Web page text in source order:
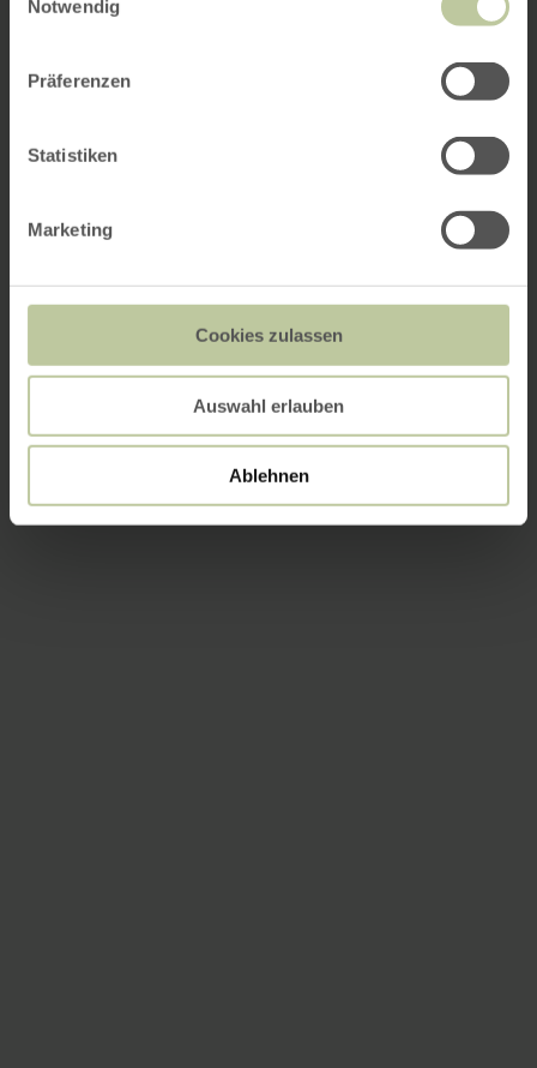
Notwendig
Präferenzen
Statistiken
Marketing
Cookies zulassen
Auswahl erlauben
Ablehnen